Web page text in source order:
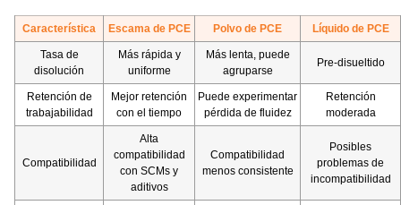
Característica Escama de PCE Polvo de PCE Líquido de PCE
Tasa de
disolución
Más rápida y
uniforme
Más lenta, puede
agruparse
Pre-disueltido
Retención de
trabajabilidad
Mejor retención
con el tiempo
Puede experimentar
pérdida de fluidez
Retención
moderada
Compatibilidad
Alta
compatibilidad
con SCMs y
aditivos
Compatibilidad
menos consistente
Posibles
problemas de
incompatibilidad